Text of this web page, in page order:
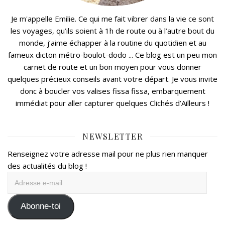
Je m'appelle Emilie. Ce qui me fait vibrer dans la vie ce sont
les voyages, qu’ils soient à 1h de route ou à l’autre bout du
monde, j’aime échapper à la routine du quotidien et au
fameux dicton métro-boulot-dodo ... Ce blog est un peu mon
carnet de route et un bon moyen pour vous donner
quelques précieux conseils avant votre départ. Je vous invite
donc à boucler vos valises fissa fissa, embarquement
immédiat pour aller capturer quelques Clichés d’Ailleurs !
NEWSLETTER
Renseignez votre adresse mail pour ne plus rien manquer
des actualités du blog !
mail Abonne-toi